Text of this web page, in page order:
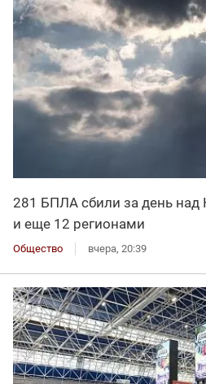
281 БПЛА сбили за день над
и еще 12 регионами
Общество вчера, 20:39